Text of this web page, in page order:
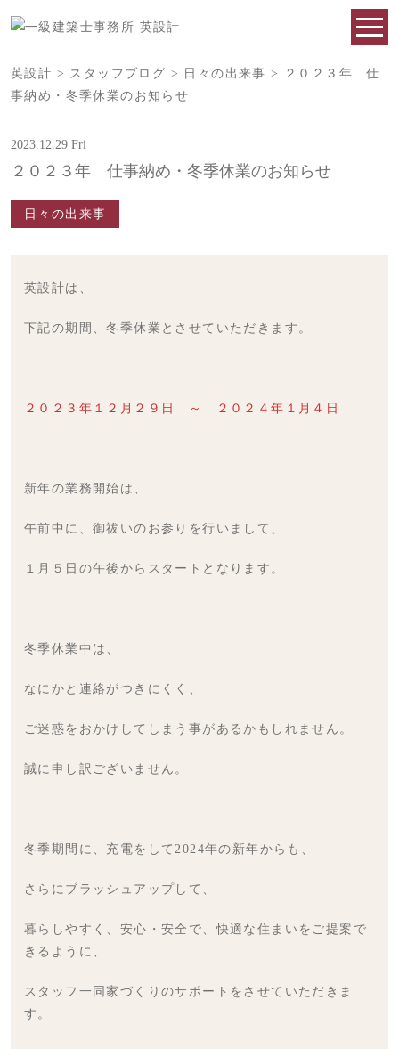
英設計 > スタッフブログ > 日々の出来事 >
２０２３年 仕
事納め・冬季休業のお知らせ
2023.12.29 Fri
２０２３年 仕事納め・冬季休業のお知らせ
日々の出来事
英設計は、
下記の期間、冬季休業とさせていただきます。
２０２３年１２月２９日 ～ ２０２４年１月４日
新年の業務開始は、
午前中に、御祓いのお参りを行いまして、
１月５日の午後からスタートとなります。
冬季休業中は、
なにかと連絡がつきにくく、
ご迷惑をおかけしてしまう事があるかもしれません。
誠に申し訳ございません。
冬季期間に、充電をして2024年の新年からも、
さらにブラッシュアップして、
暮らしやすく、安心・安全で、快適な住まいをご提案で
きるように、
スタッフ一同家づくりのサポートをさせていただきま
す。